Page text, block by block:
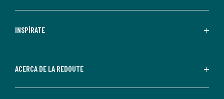
comerciales
personalizadas
parte
Redoute.
INSPÍRATE
ACERCA DE LA REDOUTE